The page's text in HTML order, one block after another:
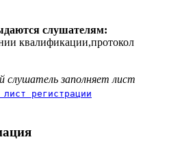
слушателям:
квалификации,протокол
заполняет лист
лист регистрации